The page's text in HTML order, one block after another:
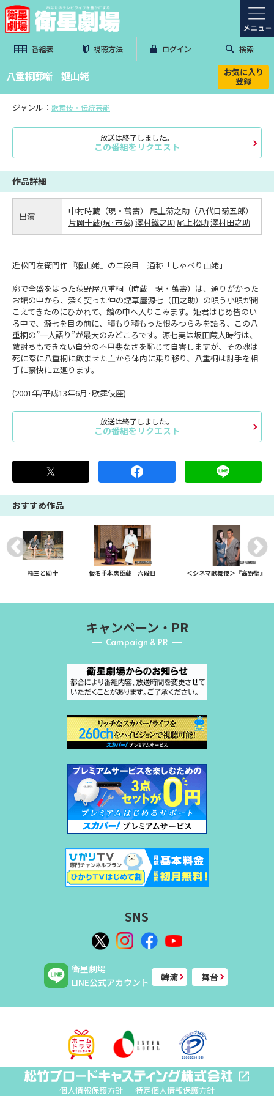
番組表 視聴方法 ログイン 検索
八重桐廓噺 嫗山姥 お気に入り
登録
ジャンル： 歌舞伎・伝統芸能
放送は終了しました。
この番組をリクエスト
作品詳細
出演 中村時蔵（現・萬壽）
尾上菊之助（八代目菊五郎）
片岡十蔵(現･市蔵) 澤村鐵之助尾上松助澤村田之助
近松門左衛門作『嫗山姥』の二段目 通称「しゃべり山姥」
廓で全盛をはった荻野屋八重桐（時蔵 現・萬壽）は、通りがかった
お館の中から、深く契った仲の煙草屋源七（田之助）の唄う小唄が聞
こえてきたのにひかれて、館の中へ入りこみます。姫君はじめ皆のい
る中で、源七を目の前に、積もり積もった恨みつらみを語る、この八
重桐の”一人語り”が最大のみどころです。源七実は坂田蔵人時行は、
敵討ちもできない自分の不甲斐なさを恥じて自害しますが、その魂は
死に際に八重桐に飲ませた血から体内に乗り移り、八重桐は討手を相
手に豪快に立廻ります。
(2001年/平成13年6月･歌舞伎座)
放送は終了しました。
この番組をリクエスト
おすすめ作品
権三と助十 仮名手本忠臣蔵 六段目 ＜シネマ歌舞伎＞『高野聖』
キャンペーン・PR
Campaign & PR
SNS
衛星劇場
LINE公式アカウント
韓流 舞台
個人情報保護方針 特定個人情報保護方針